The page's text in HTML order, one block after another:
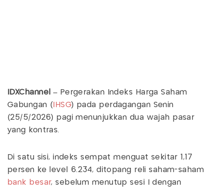
IDXChannel – Pergerakan Indeks Harga Saham
Gabungan ( IHSG) pada perdagangan Senin
(25/5/2026) pagi menunjukkan dua wajah pasar
yang kontras.
Di satu sisi, indeks sempat menguat sekitar 1,17
persen ke level 6.234, ditopang reli saham-saham
bank besar, sebelum menutup sesi I dengan